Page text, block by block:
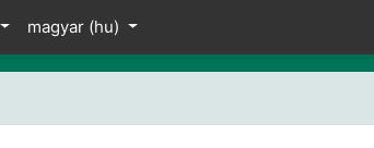
magyar ‎(hu)‎